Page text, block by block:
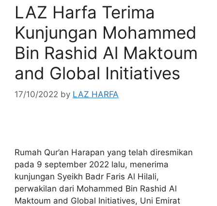
LAZ Harfa Terima
Kunjungan Mohammed
Bin Rashid Al Maktoum
and Global Initiatives
17/10/2022 by LAZ HARFA
Rumah Qur’an Harapan yang telah diresmikan
pada 9 september 2022 lalu, menerima
kunjungan Syeikh Badr Faris Al Hilali,
perwakilan dari Mohammed Bin Rashid Al
Maktoum and Global Initiatives, Uni Emirat